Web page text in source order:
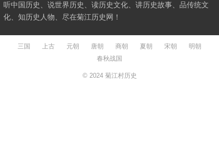
听中国历史、说世界历史、读历史文化、讲历史故事、品传统文
化、知历史人物、尽在菊江历史网！
三国 上古 元朝 唐朝 商朝 夏朝 宋朝
明朝
春秋战国
© 2024 菊江村历史